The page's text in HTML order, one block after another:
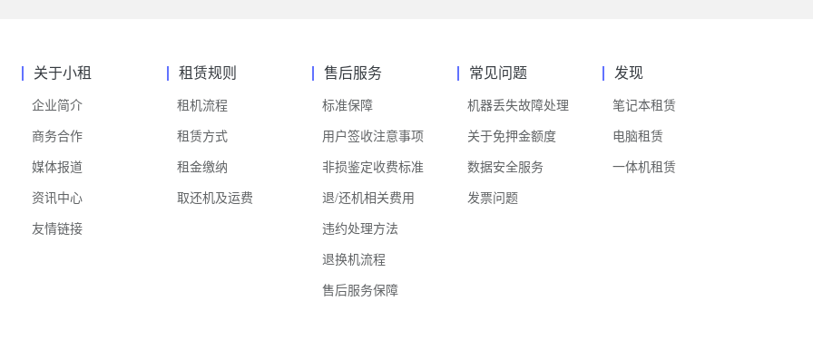
关于小租
企业简介
商务合作
媒体报道
资讯中心
友情链接
租赁规则
租机流程
租赁方式
租金缴纳
取还机及运费
售后服务
标准保障
用户签收注意事项
非损鉴定收费标准
退/还机相关费用
违约处理方法
退换机流程
售后服务保障
常见问题
机器丢失故障处理
关于免押金额度
数据安全服务
发票问题
发现
笔记本租赁
电脑租赁
一体机租赁